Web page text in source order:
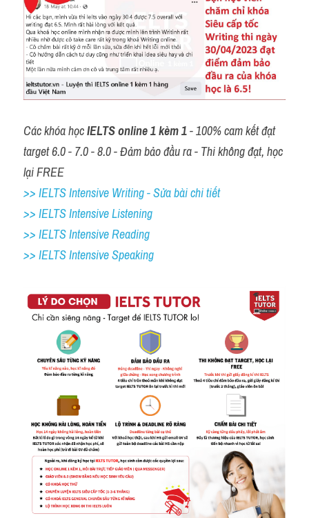
Các khóa học IELTS online 1 kèm 1 - 100% cam kết đạt
target 6.0 - 7.0 - 8.0 - Đảm bảo đầu ra - Thi không đạt, học
lại FREE
>> IELTS Intensive Writing - Sửa bài chi tiết
>> IELTS Intensive Listening
>> IELTS Intensive Reading
>> IELTS Intensive Speaking